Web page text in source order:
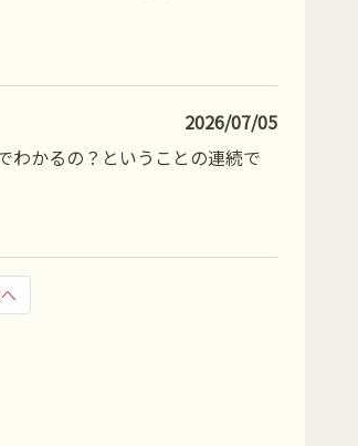
2026/07/05
わかるの？ということの連続で